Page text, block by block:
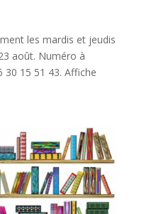
les mardis et jeudis
août. Numéro à
30 15 51 43. Affiche